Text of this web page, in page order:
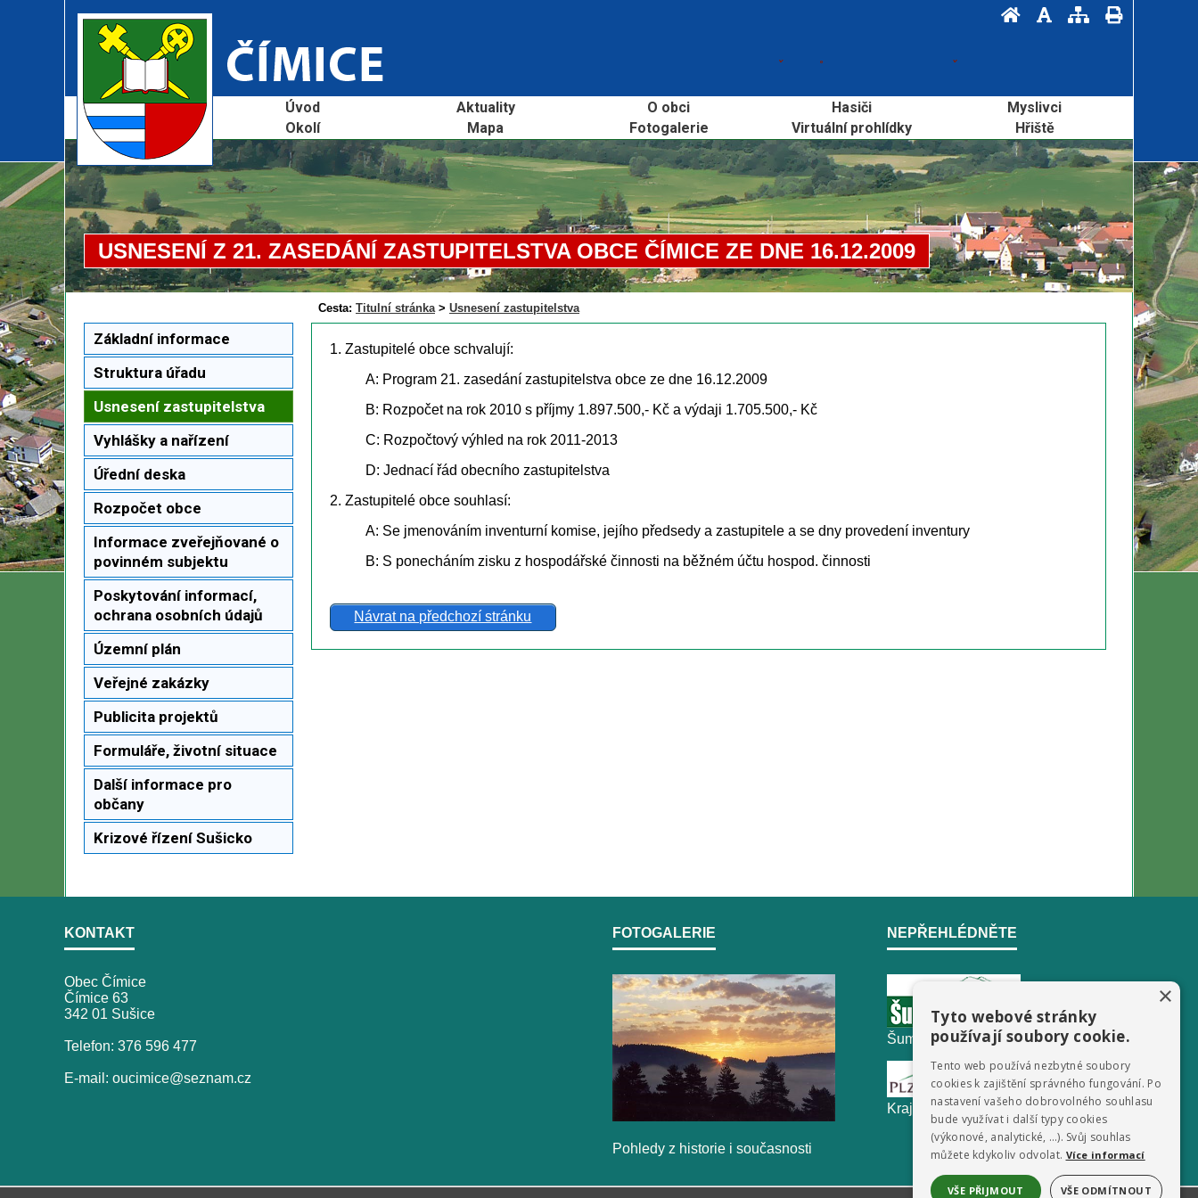
Úvod Aktuality O obci Hasiči
Myslivci
Okolí
Mapa Fotogalerie Virtuální prohlídky Hřiště
USNESENÍ Z 21. ZASEDÁNÍ ZASTUPITELSTVA OBCE ČÍMICE ZE DNE 16.12.2009
Cesta: Titulní stránka> Usnesení zastupitelstva
Základní informace
Struktura úřadu
Usnesení zastupitelstva
Vyhlášky a nařízení
Úřední deska
Rozpočet obce
Informace zveřejňované o
povinném subjektu
Poskytování informací,
ochrana osobních údajů
Územní plán
Veřejné zakázky
Publicita projektů
Formuláře, životní situace
Další informace pro
občany
Krizové řízení Sušicko
1. Zastupitelé obce schvalují:
A: Program 21. zasedání zastupitelstva obce ze dne 16.12.2009
B: Rozpočet na rok 2010 s příjmy 1.897.500,- Kč a výdaji 1.705.500,- Kč
C: Rozpočtový výhled na rok 2011-2013
D: Jednací řád obecního zastupitelstva
2. Zastupitelé obce souhlasí:
A: Se jmenováním inventurní komise, jejího předsedy a zastupitele a se dny provedení inventury
B: S ponecháním zisku z hospodářské činnosti na běžném účtu hospod. činnosti
Návrat na předchozí stránku
KONTAKT
Obec Čímice
Čímice 63
342 01 Sušice
Telefon: 376 596 477
E-mail: oucimice@seznam.cz
FOTOGALERIE
Pohledy z historie i současnosti
NEPŘEHLÉDNĚTE
ŠumavaNet.CZ - informace o regionu
Krajský úřad Plzeňského kraje
×
Tyto webové stránky
používají soubory cookie.
Tento web používá nezbytné soubory
cookies k zajištění správného fungování. Po
nastavení vašeho dobrovolného souhlasu
bude využívat i další typy cookies
(výkonové, analytické, …). Svůj souhlas
můžete kdykoliv odvolat. Více informací
VŠE PŘIJMOUT VŠE ODMÍTNOUT